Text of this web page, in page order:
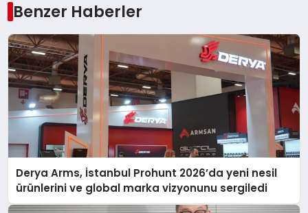
Benzer Haberler
Derya Arms, İstanbul Prohunt 2026’da yeni nesil
ürünlerini ve global marka vizyonunu sergiledi